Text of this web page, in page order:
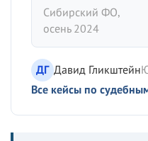
Сибирский ФО,
осень 2024
ДГ Давид Гликштейн
Все кейсы по